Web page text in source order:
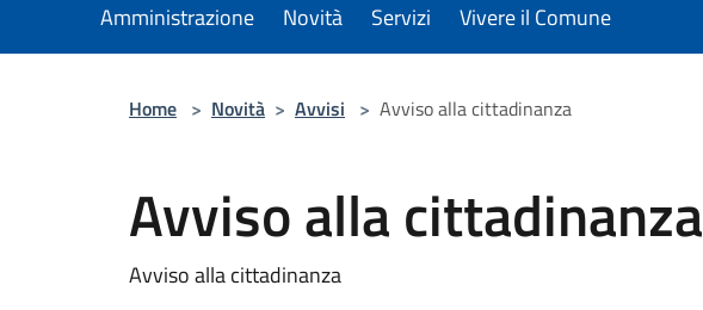
Amministrazione Novità Servizi Vivere il Comune
Home > Novità > Avvisi > Avviso alla cittadinanza
Avviso alla cittadinanza
Avviso alla cittadinanza